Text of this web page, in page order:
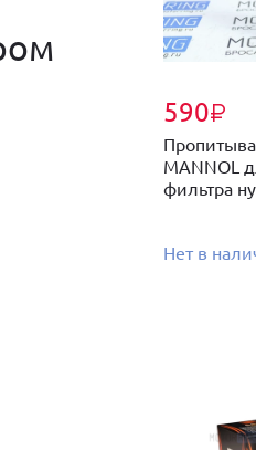
590₽
MANNOL
фильтра
Нет в